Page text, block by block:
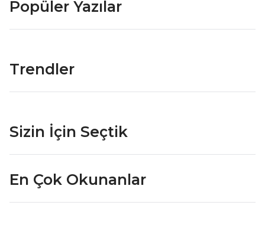
Popüler Yazılar
Trendler
Sizin İçin Seçtik
En Çok Okunanlar